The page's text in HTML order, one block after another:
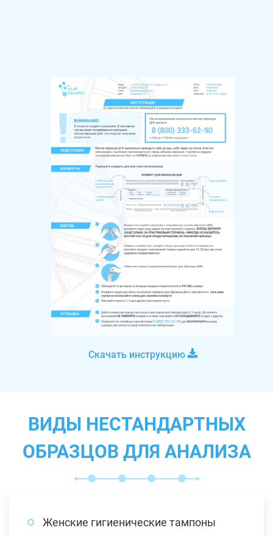
Скачать инструкцию
ВИДЫ НЕСТАНДАРТНЫХ
ОБРАЗЦОВ ДЛЯ АНАЛИЗА
Женские гигиенические тампоны